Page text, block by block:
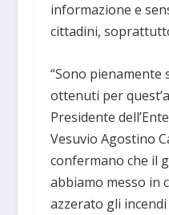
informazione e
cittadini,
“Sono
ottenuti per
Presidente
Vesuvio Agostino
confermano che il
abbiamo messo in
azzerato gli